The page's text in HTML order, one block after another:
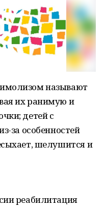
называют
их ранимую и
детей с
за особенностей
шелушится и
реабилитация